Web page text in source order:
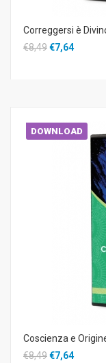
Correggersi è
€8,49€7,64
DOWNLOAD
Coscienza e
€8,49€7,64